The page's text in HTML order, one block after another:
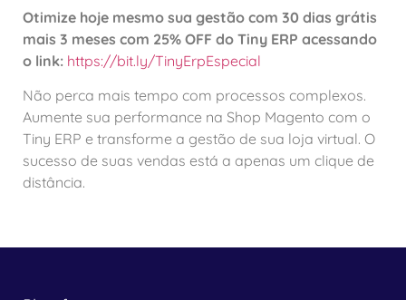
Otimize hoje mesmo sua gestão com 30 dias grátis
mais 3 meses com 25% OFF do Tiny ERP acessando
o link: https://bit.ly/TinyErpEspecial
Não perca mais tempo com processos complexos.
Aumente sua performance na Shop Magento com o
Tiny ERP e transforme a gestão de sua loja virtual. O
sucesso de suas vendas está a apenas um clique de
distância.